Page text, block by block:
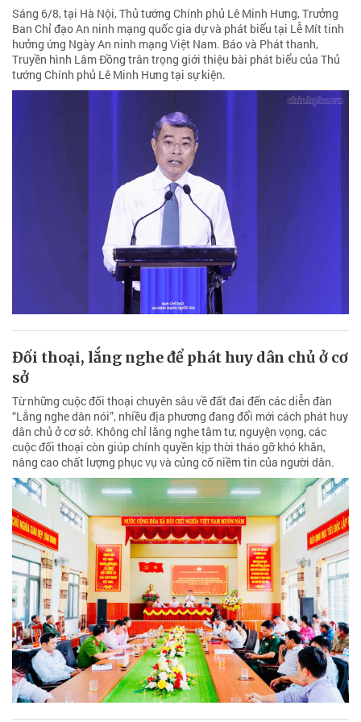
Sáng 6/8, tại Hà Nội, Thủ tướng Chính phủ Lê Minh Hưng, Trưởng
Ban Chỉ đạo An ninh mạng quốc gia dự và phát biểu tại Lễ Mít tinh
hưởng ứng Ngày An ninh mạng Việt Nam. Báo và Phát thanh,
Truyền hình Lâm Đồng trân trọng giới thiệu bài phát biểu của Thủ
tướng Chính phủ Lê Minh Hưng tại sự kiện.
Đối thoại, lắng nghe để phát huy dân chủ ở cơ
sở
Từ những cuộc đối thoại chuyên sâu về đất đai đến các diễn đàn
“Lắng nghe dân nói”, nhiều địa phương đang đổi mới cách phát huy
dân chủ ở cơ sở. Không chỉ lắng nghe tâm tư, nguyện vọng, các
cuộc đối thoại còn giúp chính quyền kịp thời tháo gỡ khó khăn,
nâng cao chất lượng phục vụ và củng cố niềm tin của người dân.